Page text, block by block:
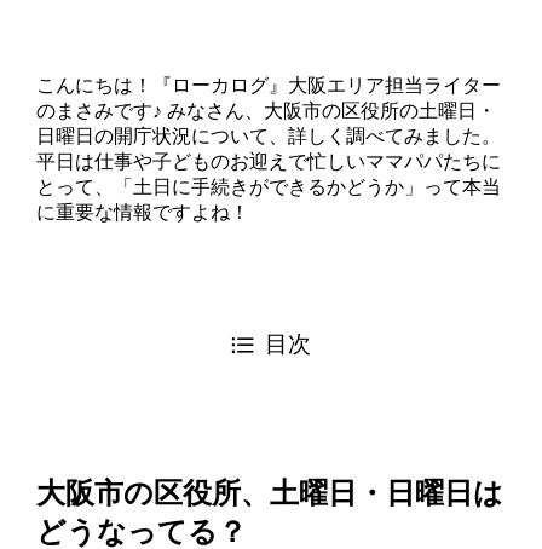
こんにちは！『ローカログ』大阪エリア担当ライター
のまさみです♪ みなさん、大阪市の区役所の土曜日・
日曜日の開庁状況について、詳しく調べてみました。
平日は仕事や子どものお迎えで忙しいママパパたちに
とって、「土日に手続きができるかどうか」って本当
に重要な情報ですよね！
目次
大阪市の区役所、土曜日・日曜日は
どうなってる？